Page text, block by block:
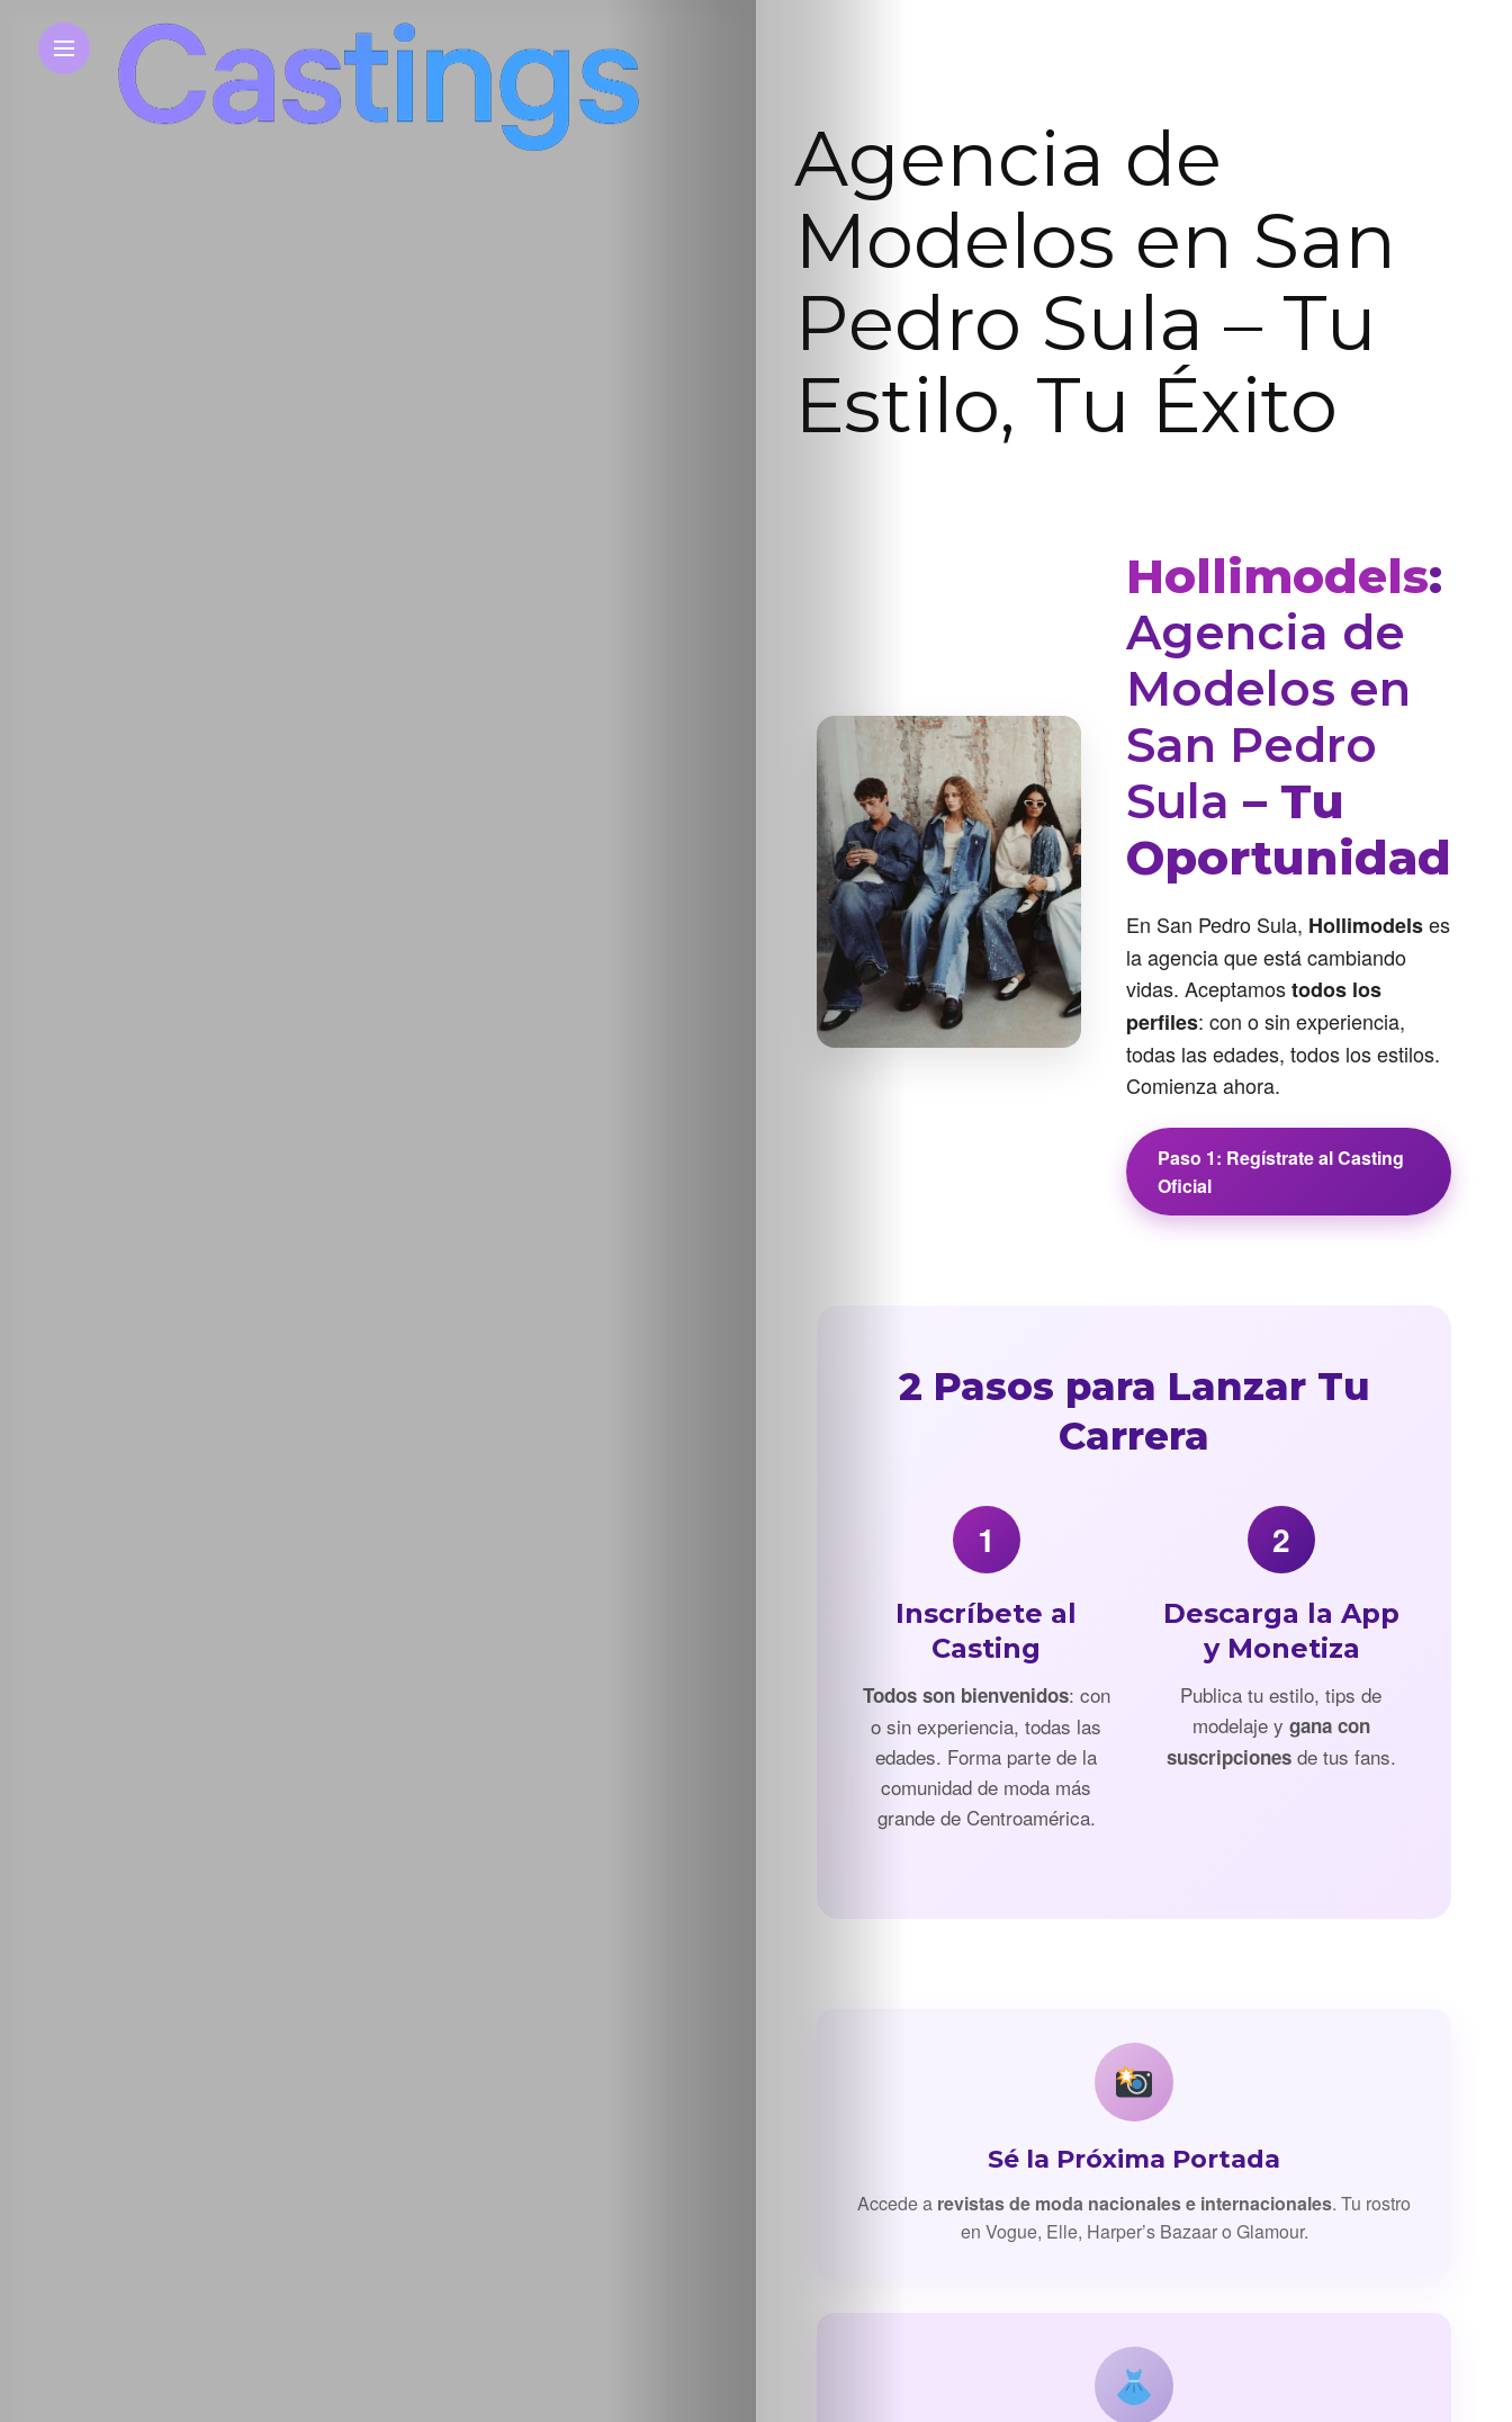
Inicio
Agencia de
Modelos en San
Pedro Sula – Tu
Estilo, Tu Éxito
Hollimodels:
Agencia de
Modelos en
San Pedro
Sula – Tu
Oportunidad
En San Pedro Sula, Hollimodelses
la agencia que está cambiando
vidas. Aceptamostodos los
perfiles: con o sin experiencia,
todas las edades, todos los estilos.
Comienza ahora.
Paso 1: Regístrate al Casting
Oficial
2 Pasos para Lanzar Tu
Carrera
1
Inscríbete al
Casting
Todos son bienvenidos: con
o sin experiencia, todas las
edades. Forma parte de la
comunidad de moda más
grande de Centroamérica.
2
Descarga la App
y Monetiza
Publica tu estilo, tips de
modelaje ygana con
suscripciones de tus fans.
Sé la Próxima Portada
Accede a revistas de moda nacionales e internacionales. Tu rostro
en Vogue, Elle, Harper’s Bazaar o Glamour.